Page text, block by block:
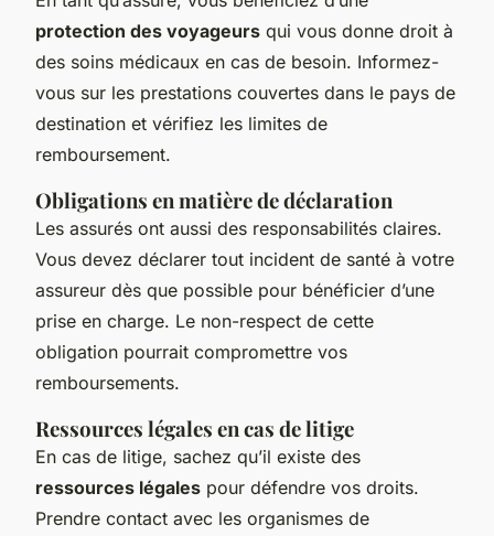
protection des voyageurs qui vous donne droit à
des soins médicaux en cas de besoin. Informez-
vous sur les prestations couvertes dans le pays de
destination et vérifiez les limites de
remboursement.
Obligations en matière de déclaration
Les assurés ont aussi des responsabilités claires.
Vous devez déclarer tout incident de santé à votre
assureur dès que possible pour bénéficier d’une
prise en charge. Le non-respect de cette
obligation pourrait compromettre vos
remboursements.
Ressources légales en cas de litige
En cas de litige, sachez qu’il existe des
ressources légales pour défendre vos droits.
Prendre contact avec les organismes de